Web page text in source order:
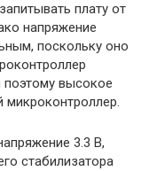
плату от
напряжение
поскольку оно
поэтому высокое
микроконтроллер.
3.3 В,
стабилизатора